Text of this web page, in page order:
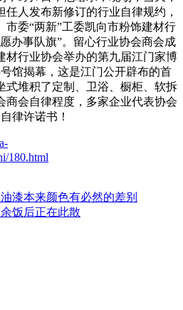
人发布新修订的行业自律规约，
市委“两新”工委凯向市粉饰建材行
办事队旗”。留心行业协会商会成
材行业协会举办的第九届江门家博
馆揭幕，这是江门公开辟布的首
式堆积了定制、卫浴、橱柜、软拆
商会自律程度，多家企业代表协会
律许诺书！
180.html
漆本来颜色有必然的差别
饭后正在此散